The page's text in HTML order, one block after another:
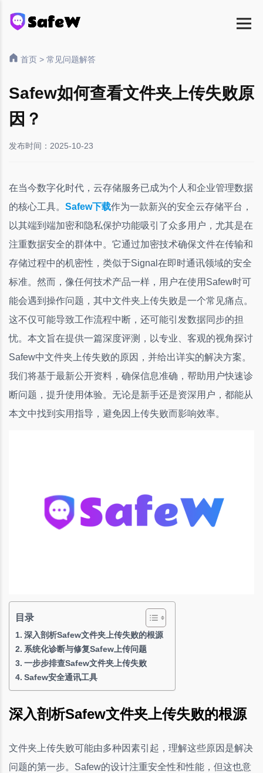
首页 > 常见问题解答
Safew如何查看文件夹上传失败原
因？
发布时间：2025-10-23
在当今数字化时代，云存储服务已成为个人和企业管理数据
的核心工具。 Safew下载作为一款新兴的安全云存储平台，
以其端到端加密和隐私保护功能吸引了众多用户，尤其是在
注重数据安全的群体中。它通过加密技术确保文件在传输和
存储过程中的机密性，类似于Signal在即时通讯领域的安全
标准。然而，像任何技术产品一样，用户在使用Safew时可
能会遇到操作问题，其中文件夹上传失败是一个常见痛点。
这不仅可能导致工作流程中断，还可能引发数据同步的担
忧。本文旨在提供一篇深度评测，以专业、客观的视角探讨
Safew中文件夹上传失败的原因，并给出详实的解决方案。
我们将基于最新公开资料，确保信息准确，帮助用户快速诊
断问题，提升使用体验。无论是新手还是资深用户，都能从
本文中找到实用指导，避免因上传失败而影响效率。
目录
深入剖析Safew文件夹上传失败的根源
系统化诊断与修复Safew上传问题
一步步排查Safew文件夹上传失败
Safew安全通讯工具
深入剖析Safew文件夹上传失败的根源
文件夹上传失败可能由多种因素引起，理解这些原因是解决
问题的第一步。Safew的设计注重安全性和性能，但这也意